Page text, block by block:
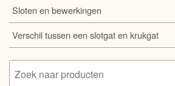
Sloten en bewerkingen
Verschil tussen een slotgat en krukgat